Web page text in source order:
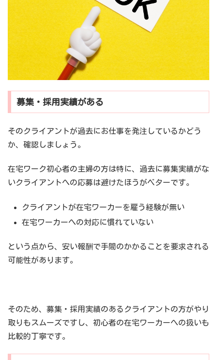
募集・採用実績がある
そのクライアントが過去にお仕事を発注しているかどう
か、確認しましょう。
在宅ワーク初心者の主婦の方は特に、過去に募集実績がな
いクライアントへの応募は避けたほうがベターです。
クライアントが在宅ワーカーを雇う経験が無い
在宅ワーカーへの対応に慣れていない
という点から、安い報酬で手間のかかることを要求される
可能性があります。
そのため、募集・採用実績のあるクライアントの方がやり
取りもスムーズですし、初心者の在宅ワーカーへの扱いも
比較的丁寧です。